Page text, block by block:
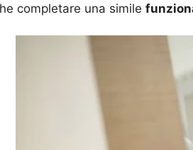
completare una simile